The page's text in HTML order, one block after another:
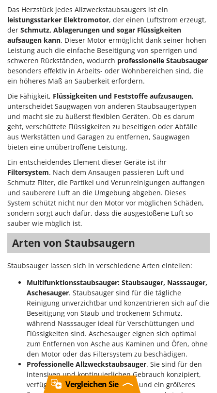
Das Herzstück jedes Allzweckstaubsaugers ist ein
leistungsstarker Elektromotor, der einen Luftstrom erzeugt,
der Schmutz, Ablagerungen und sogar Flüssigkeiten
aufsaugen kann. Dieser Motor ermöglicht dank seiner hohen
Leistung auch die einfache Beseitigung von sperrigen und
schweren Rückständen, wodurch professionelle Staubsauger
besonders effektiv in Arbeits- oder Wohnbereichen sind, die
ein höheres Maß an Sauberkeit erfordern.
Die Fähigkeit, Flüssigkeiten und Feststoffe aufzusaugen,
unterscheidet Saugwagen von anderen Staubsaugertypen
und macht sie zu äußerst flexiblen Geräten. Ob es darum
geht, verschüttete Flüssigkeiten zu beseitigen oder Abfälle
aus Werkstätten und Garagen zu entfernen, Saugwagen
bieten eine unübertroffene Leistung.
Ein entscheidendes Element dieser Geräte ist ihr
Filtersystem. Nach dem Ansaugen passieren Luft und
Schmutz Filter, die Partikel und Verunreinigungen auffangen
und sauberere Luft an die Umgebung abgeben. Dieses
System schützt nicht nur den Motor vor möglichen Schäden,
sondern sorgt auch dafür, dass die ausgestoßene Luft so
sauber wie möglich ist.
Arten von Staubsaugern
Staubsauger lassen sich in verschiedene Arten einteilen:
Multifunktionsstaubsauger: Staubsauger, Nasssauger,
Aschesauger. Staubsauger sind für die tägliche
Reinigung unverzichtbar und konzentrieren sich auf die
Beseitigung von Staub und trockenem Schmutz,
während Nasssauger ideal für Verschüttungen und
Flüssigkeiten sind. Aschesauger eignen sich optimal
zum Entfernen von Asche aus Kaminen und Öfen, ohne
den Motor oder das Filtersystem zu beschädigen.
Professionelle Allzweckstaubsauger. Sie sind für den
intensiven und kontinuierlichen Gebrauch konzipiert,
verfügen über eine hohe Leistung und ein größeres
Vergleichen Sie